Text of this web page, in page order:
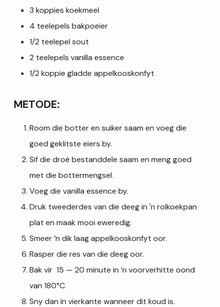
3 koppies koekmeel
4 teelepels bakpoeier
1/2 teelepel sout
2 teelepels vanilla essence
1/2 koppie gladde appelkooskonfyt
METODE:
Room die botter en suiker saam en voeg die
goed geklitste eiers by.
Sif die droë bestanddele saam en meng goed
met die bottermengsel.
Voeg die vanilla essence by.
Druk tweederdes van die deeg in 'n rolkoekpan
plat en maak mooi eweredig.
Smeer ’n dik laag appelkooskonfyt oor.
Rasper die res van die deeg oor.
Bak vir 15 — 20 minute in ’n voorverhitte oond
van 180°C.
Sny dan in vierkante wanneer dit koud is.